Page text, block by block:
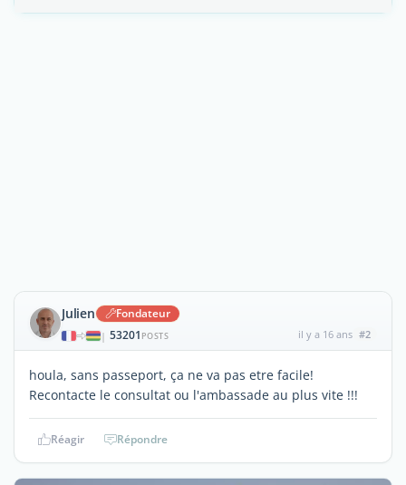
Julien Fondateur
| 53201 POSTS il y a 16 ans #2
houla, sans passeport, ça ne va pas etre facile!
Recontacte le consultat ou l'ambassade au plus vite !!!
Réagir Répondre